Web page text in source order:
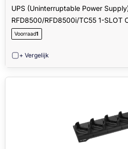
UPS (Uninterruptable Power
RFD8500/RFD8500i/TC55 1-SLOT
Voorraad1
+ Vergelijk